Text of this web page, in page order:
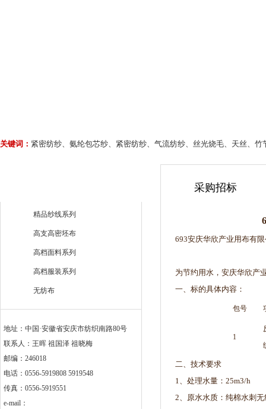
关键词： 紧密纺纱、氨纶包芯纱、紧密纺纱、气流纺纱、丝光烧毛、天丝、
精品纱线系列
高支高密坯布
高档面料系列
高档服装系列
无纺布
地址：中国·安徽省安庆市纺织南路80号
联系人：王晖 祖国泽 祖晓梅
邮编：246018
电话：0556-5919808 5919548
传真：0556-5919551
e-mail：
采购招标
693安庆华欣产业用布有
为节约用水，安庆华欣产
一、标的具体内容：
包号
1
二、技术要求
1、处理水量：25m3/h
2、原水水质：纯棉水刺